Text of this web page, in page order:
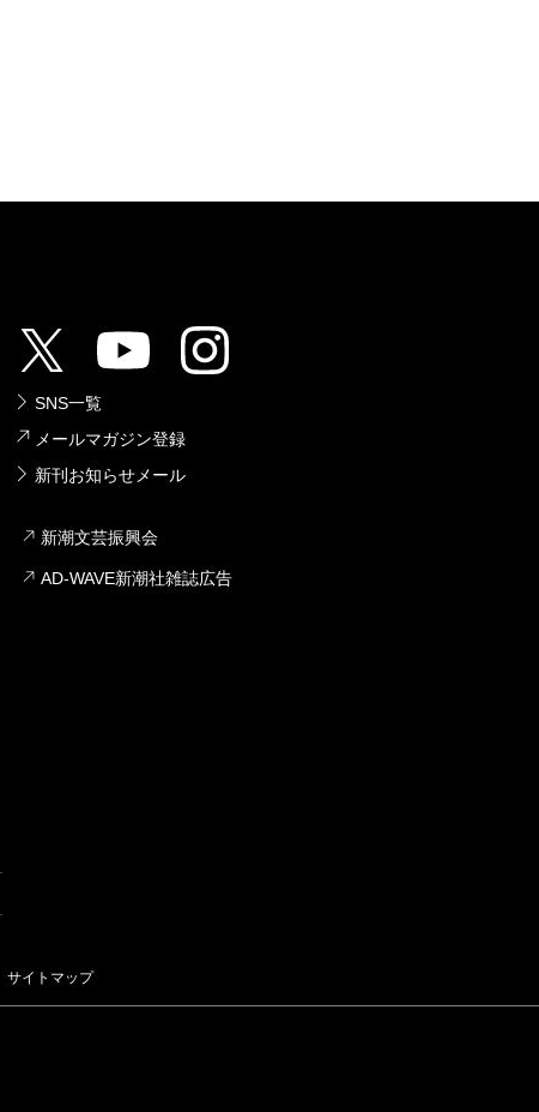
SNS一覧
メールマガジン登録
新刊お知らせメール
新潮文芸振興会
AD-WAVE新潮社雑誌広告
サイトマップ